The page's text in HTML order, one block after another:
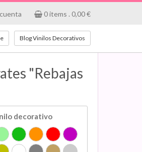
0items . 0,00€
Blog Vinilos Decorativos
"Rebajas
decorativo